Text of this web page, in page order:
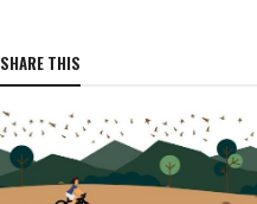
SHARE THIS